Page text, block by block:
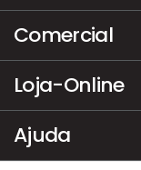
Comercial
Loja-Online
Ajuda